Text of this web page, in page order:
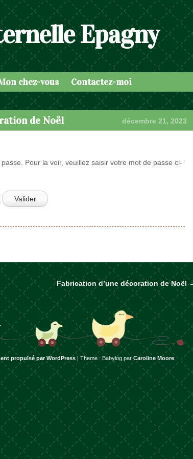
Epagny
chez-vous Contactez-moi
de Noël décembre 21, 2023
Pour la voir, veuillez saisir votre mot de passe ci-
Fabrication d’une décoration de Noël
propulsé par WordPress Theme : Babylog parCaroline Moore.